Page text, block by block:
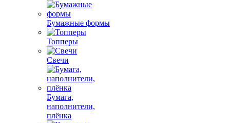
Бумажные формы
Топперы
Свечи
Бумага,
наполнители,
плёнка